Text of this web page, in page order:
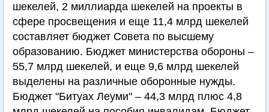
шекелей, 2 миллиарда шекелей на проекты в
сфере просвещения и еще 11,4 млрд шекелей
составляет бюджет Совета по высшему
образованию. Бюджет министерства обороны –
55,7 млрд шекелей, и еще 9,6 млрд шекелей
выделены на различные оборонные нужды.
Бюджет "Битуах Леуми" – 44,3 млрд плюс 4,8